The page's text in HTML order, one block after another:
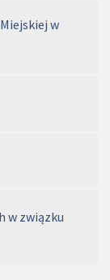
w
w związku